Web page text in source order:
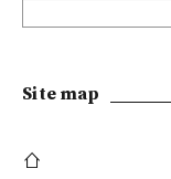
Site map